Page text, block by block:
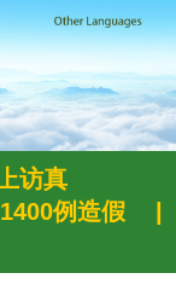
访真
1400例造假